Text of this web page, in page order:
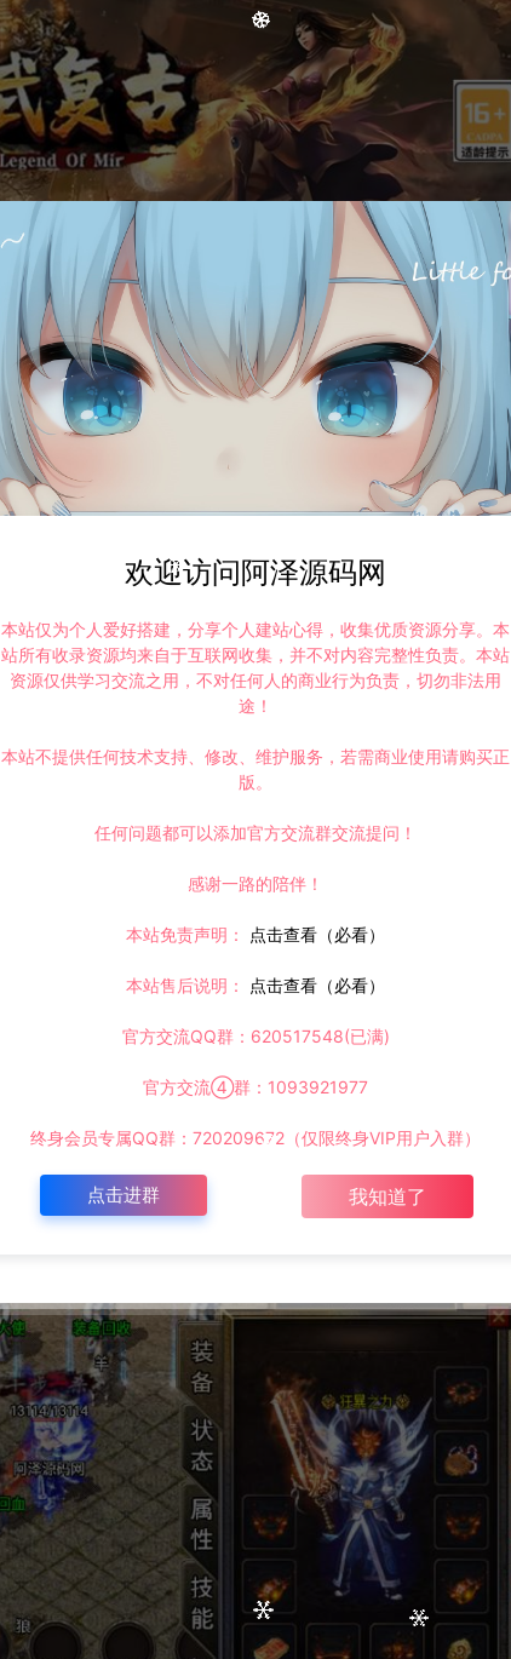
欢迎访问阿泽源码网
本站仅为个人爱好搭建，分享个人建站心得，收集优质资源分享。本
站所有收录资源均来自于互联网收集，并不对内容完整性负责。本站
资源仅供学习交流之用，不对任何人的商业行为负责，切勿非法用
途！
本站不提供任何技术支持、修改、维护服务，若需商业使用请购买正
版。
任何问题都可以添加官方交流群交流提问！
感谢一路的陪伴！
本站免责声明： 点击查看（必看）
本站售后说明： 点击查看（必看）
官方交流QQ群：620517548(已满)
官方交流④群：1093921977
终身会员专属QQ群：720209672（仅限终身VIP用户入群）
点击进群 我知道了